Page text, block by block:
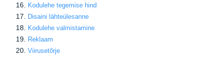
Kodulehe tegemise hind
Disaini lähteülesanne
Kodulehe valmistamine
Reklaam
Viirusetõrje